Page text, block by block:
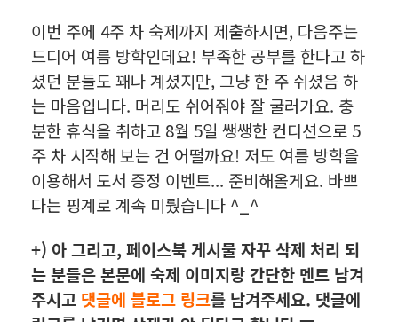
이번 주에 4주 차 숙제까지 제출하시면, 다음주는
드디어 여름 방학인데요! 부족한 공부를 한다고 하
셨던 분들도 꽤나 계셨지만, 그냥 한 주 쉬셨음 하
는 마음입니다. 머리도 쉬어줘야 잘 굴러가요. 충
분한 휴식을 취하고 8월 5일 쌩쌩한 컨디션으로 5
주 차 시작해 보는 건 어떨까요! 저도 여름 방학을
이용해서 도서 증정 이벤트... 준비해올게요. 바쁘
다는 핑계로 계속 미뤘습니다 ^_^
+) 아 그리고, 페이스북 게시물 자꾸 삭제 처리 되
는 분들은 본문에 숙제 이미지랑 간단한 멘트 남겨
주시고 댓글에 블로그 링크를 남겨주세요. 댓글에